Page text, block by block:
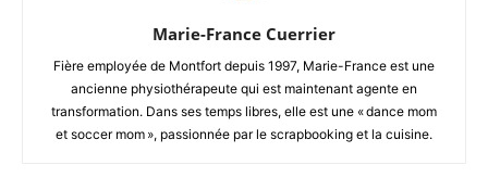
Marie-France Cuerrier
Fière employée de Montfort depuis 1997, Marie-France est une
ancienne physiothérapeute qui est maintenant agente en
transformation. Dans ses temps libres, elle est une « dance mom
et soccer mom », passionnée par le scrapbooking et la cuisine.